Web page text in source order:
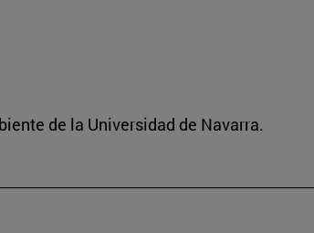
de la Universidad de Navarra.